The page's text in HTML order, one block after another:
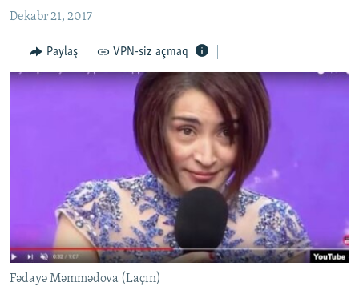
QANUNI DOĞRU
ARAŞDIRMA
MULTIMEDIA
KARIKATURA
AZƏRBAYCAN ƏDƏBIYYATI KITABXANASI
İSLAM VƏ DEMOKRATIYA
İZ - MƏDƏNIYYƏT PROQRAMI
PEŞƏ ETIKASI VƏ JURNALISTIKA STANDARTLARIMIZ
MATERIALLARIMIZDAN ISTIFADƏ
AZADLIQRADIOSU MOBIL TELEFONUNUZDA
BIZIMLƏ ƏLAQƏ
RFE/RL-in bütün saytları
Dekabr 21, 2017
Paylaş VPN-siz açmaq
Fədayə Məmmədova (Laçın)